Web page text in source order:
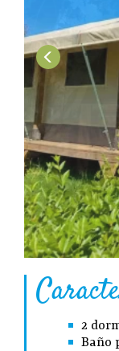
2
Baño